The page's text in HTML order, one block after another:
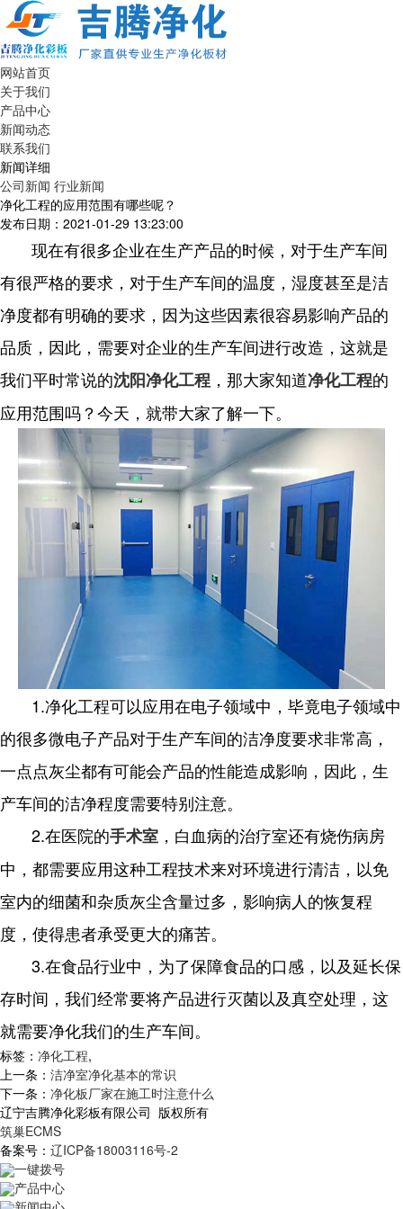
网站首页
关于我们
产品中心
新闻动态
联系我们
新闻详细
公司新闻 行业新闻
净化工程的应用范围有哪些呢？
发布日期：2021-01-29 13:23:00
现在有很多企业在生产产品的时候，对于生产车间
有很严格的要求，对于生产车间的温度，湿度甚至是洁
净度都有明确的要求，因为这些因素很容易影响产品的
品质，因此，需要对企业的生产车间进行改造，这就是
我们平时常说的沈阳净化工程 ，那大家知道净化工程的
应用范围吗？今天，就带大家了解一下。
1.净化工程可以应用在电子领域中，毕竟电子领域中
的很多微电子产品对于生产车间的洁净度要求非常高，
一点点灰尘都有可能会产品的性能造成影响，因此，生
产车间的洁净程度需要特别注意。
2.在医院的手术室 ，白血病的治疗室还有烧伤病房
中，都需要应用这种工程技术来对环境进行清洁，以免
室内的细菌和杂质灰尘含量过多，影响病人的恢复程
度，使得患者承受更大的痛苦。
3.在食品行业中，为了保障食品的口感，以及延长保
存时间，我们经常要将产品进行灭菌以及真空处理，这
就需要净化我们的生产车间。
标签： 净化工程,
上一条： 洁净室净化基本的常识
下一条： 净化板厂家在施工时注意什么
辽宁吉腾净化彩板有限公司 版权所有
筑巢ECMS
备案号： 辽ICP备18003116号-2
一键拨号
产品中心